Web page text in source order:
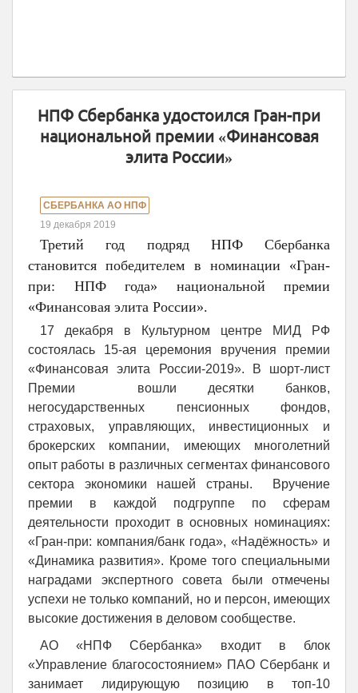
НПФ Сбербанка удостоился Гран-при
национальной премии «Финансовая
элита России»
СБЕРБАНКА АО НПФ
19 декабря 2019
Третий год подряд НПФ Сбербанка
становится победителем в номинации «Гран-
при: НПФ года» национальной премии
«Финансовая элита России».
17 декабря в Культурном центре МИД РФ
состоялась 15-ая церемония вручения премии
«Финансовая элита России-2019». В шорт-лист
Премии вошли десятки банков,
негосударственных пенсионных фондов,
страховых, управляющих, инвестиционных и
брокерских компании, имеющих многолетний
опыт работы в различных сегментах финансового
сектора экономики нашей страны. Вручение
премии в каждой подгруппе по сферам
деятельности проходит в основных номинациях:
«Гран-при: компания/банк года», «Надёжность» и
«Динамика развития». Кроме того специальными
наградами экспертного совета были отмечены
успехи не только компаний, но и персон, имеющих
высокие достижения в деловом сообществе.
АО «НПФ Сбербанка» входит в блок
«Управление благосостоянием» ПАО Сбербанк и
занимает лидирующую позицию в топ-10